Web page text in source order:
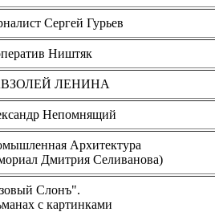
Сергей Гурьев
Ништяк
ЛЕНИНА
Непомнящий
Архитектура
Дмитрия Селиванова)
Слонъ".
с картинками